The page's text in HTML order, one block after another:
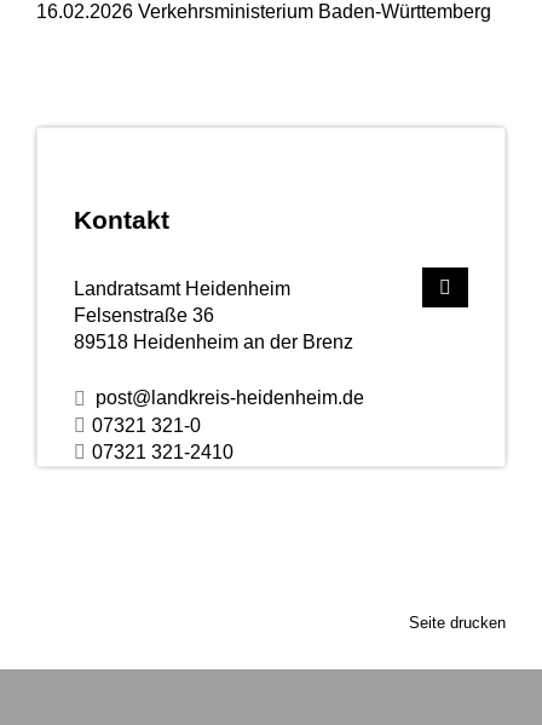
Kontakt
Landratsamt Heidenheim
Felsenstraße 36
89518 Heidenheim an der Brenz
post@landkreis-heidenheim.de
07321 321-0
07321 321-2410
16.02.2026 Verkehrsministerium Baden-Württemberg
Seite drucken